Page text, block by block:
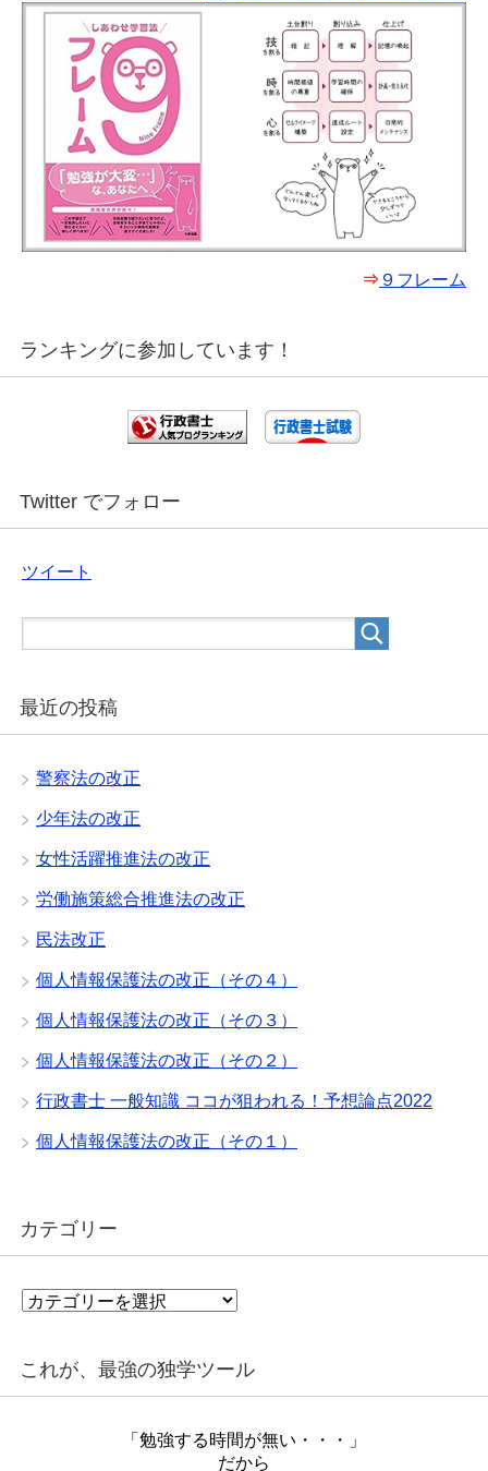
⇒ ９フレーム
ランキングに参加しています！
Twitter でフォロー
ツイート
最近の投稿
警察法の改正
少年法の改正
女性活躍推進法の改正
労働施策総合推進法の改正
民法改正
個人情報保護法の改正（その４）
個人情報保護法の改正（その３）
個人情報保護法の改正（その２）
行政書士 一般知識 ココが狙われる！予想論点2022
個人情報保護法の改正（その１）
カテゴリー
カ
リ
これが、最強の独学ツール
「勉強する時間が無い・・・」
だから